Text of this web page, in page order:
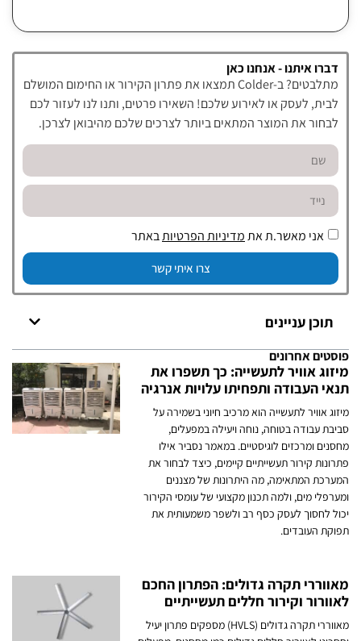
דברו איתנו - אנחנו כאן
מתלבטים? ב-Colder תמצאו את פתרון הקירור או החימום המושלם
לבית, לעסק או לאירוע שלכם! השאירו פרטים, ותנו לנו לעזור לכם
לבחור את המוצר המתאים ביותר לצרכים שלכם מהיבואן לצרכן.
אני מאשר.ת אתמדיניות הפרטיותבאתר
צרו איתי קשר
תוכן עניינים
פוסטים אחרונים
מיזוג אוויר לתעשייה: כך תשפרו את
תנאי העבודה ותפחיתו עלויות אנרגיה
מיזוג אוויר לתעשייה הוא מרכיב חיוני בשמירה על
סביבת עבודה בטוחה, נוחה ויעילה במפעלים,
מחסנים ומרכזים לוגיסטיים. במאמר נסביר אילו
פתרונות קירור תעשייתיים קיימים, כיצד לבחור את
המערכת המתאימה, מה היתרונות של מצננים
ומערפלי מים, ולמה תכנון מקצועי של עומסי הקירור
יכול לחסוך לעסק כסף רב ולשפר משמעותית את
תפוקת העובדים.
מאווררי תקרה גדולים: הפתרון החכם
לאוורור וקירור חללים תעשייתיים
מאווררי תקרה גדולים (HVLS) מספקים פתרון יעיל